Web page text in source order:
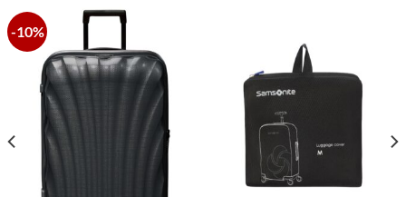
-10%